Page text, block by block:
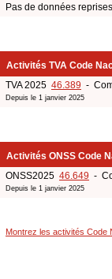
Pas de données
Activités TVA Code
TVA 2025 46.389 -
Depuis le 1 janvier 2025
Activités ONSS Code
ONSS2025 46.649 -
Depuis le 1 janvier 2025
Montrez les activités Code